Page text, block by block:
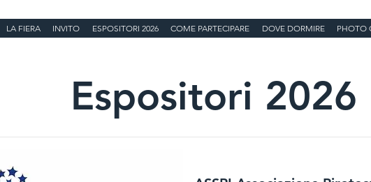
LA FIERA INVITO ESPOSITORI 2026 COME PARTECIPARE DOVE DORMIRE PHOTO
Espositori 2026